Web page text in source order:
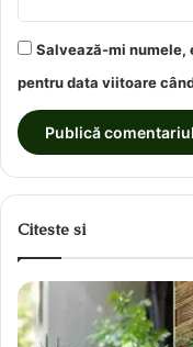
Salvează-mi numele,
pentru data viitoare
Citeste si